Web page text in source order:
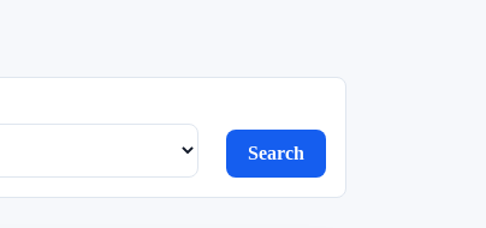
Search